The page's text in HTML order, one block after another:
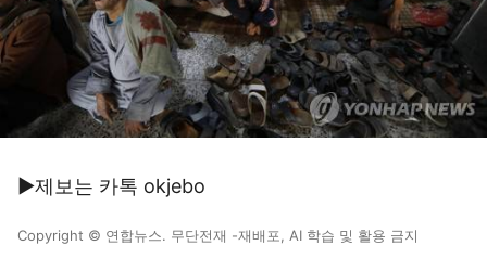
▶제보는 카톡 okjebo
Copyright © 연합뉴스. 무단전재 -재배포, AI 학습 및 활용 금지